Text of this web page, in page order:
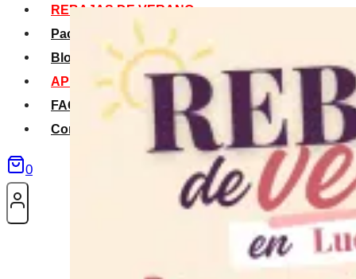
REBAJAS DE VERANO
Packs Verano
Blog
APP La Tribu
FAQS
Contacto
0